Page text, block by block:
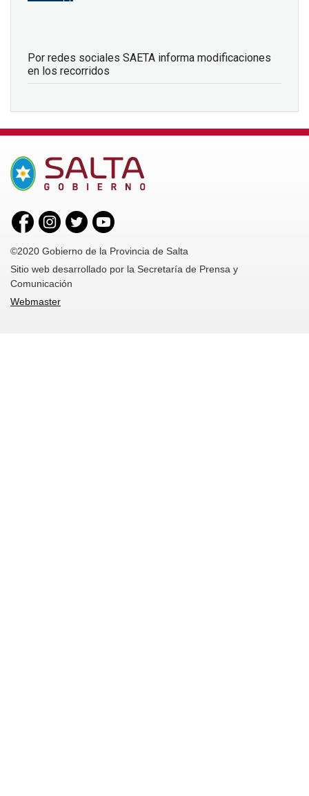
Por redes sociales SAETA informa modificaciones
en los recorridos
©2020 Gobierno de la Provincia de Salta
Sitio web desarrollado por la Secretaría de Prensa y
Comunicación
Webmaster